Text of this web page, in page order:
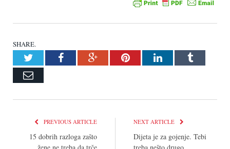
SHARE.
TwitterFacebookGoogle+PinterestLinkedInTumblr
Email
PREVIOUS ARTICLE
15 dobrih razloga zašto
NEXT ARTICLE
Dijeta je za gojenje. Tebi